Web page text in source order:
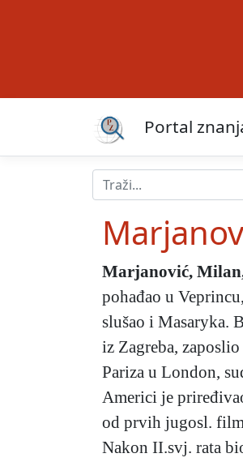
Portal
Marjanović, Milan
pohađao u
slušao i Masaryka.
iz Zagreba,
Pariza u London,
Americi je
od prvih jugosl.
Nakon II.svj. rata